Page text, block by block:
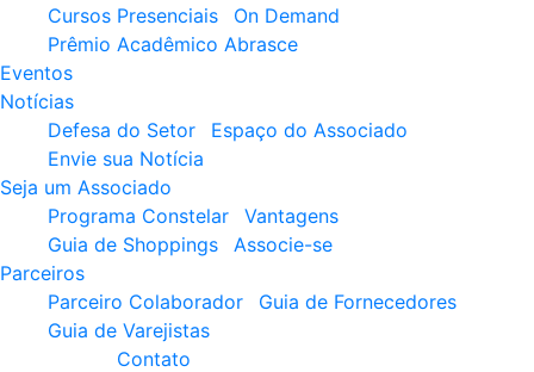
Cursos Presenciais
On Demand
Prêmio Acadêmico Abrasce
Eventos
Notícias
Defesa do Setor
Espaço do Associado
Envie sua Notícia
Seja um Associado
Programa Constelar
Vantagens
Guia de Shoppings
Associe-se
Parceiros
Parceiro Colaborador
Guia de Fornecedores
Guia de Varejistas
Contato